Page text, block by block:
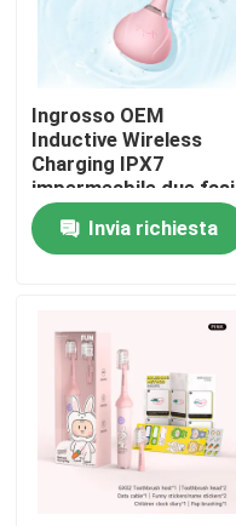
Prodotti
Video
Su di noi
Visita alla fabbrica
Controllo della qualità
Ingrosso OEM
Inductive Wireless
Charging IPX7
impermeabile due fasi
spazzola testa
spazzolino elettrico
Invia richiesta